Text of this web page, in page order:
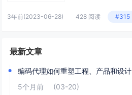
3年前(2023-06-28) 428 阅读 #315
最新文章
编码代理如何重塑工程、产品和设计
5个月前
(03-20)